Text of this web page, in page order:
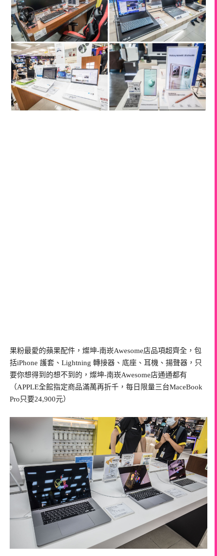
果粉最愛的蘋果配件，燦坤-南崁Awesome店品項超齊全，包
括iPhone 護套、Lightning 轉接器、底座、耳機、揚聲器，只
要你想得到的想不到的，燦坤-南崁Awesome店通通都有
（APPLE全館指定商品滿萬再折千，每日限量三台MaceBook
Pro只要24,900元）